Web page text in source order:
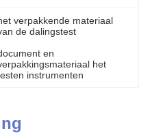
verpakkende materiaal
de dalingstest
en
het
instrumenten